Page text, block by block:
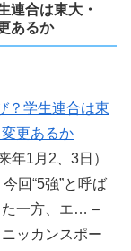
連合は東大・
あるか
？学生連合は東
更あるか
年1月2、3日）
回“5強”と呼ば
た一方、エ… –
ッカンスポー